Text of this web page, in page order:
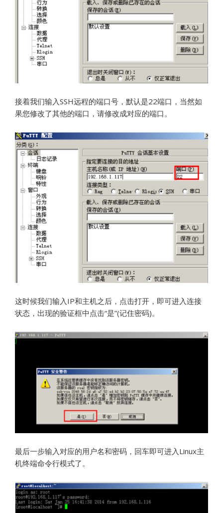
接着我们输入SSH远程的端口号，默认是22端口，当然如
果您修改了其他的端口，请修改成对应的端口。
这时候我们输入IP和主机之后，点击打开，即可进入连接
状态，出现的验证框中点击“是”(记住密码)。
最后一步输入对应的用户名和密码，回车即可进入Linux主
机终端命令行模式了。